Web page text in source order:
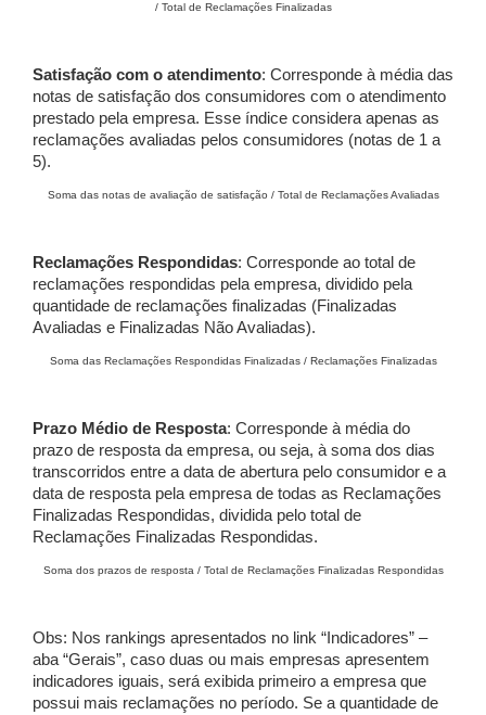
/ Total de Reclamações Finalizadas
Satisfação com o atendimento: Corresponde à média das
notas de satisfação dos consumidores com o atendimento
prestado pela empresa. Esse índice considera apenas as
reclamações avaliadas pelos consumidores (notas de 1 a
5).
Soma das notas de avaliação de satisfação / Total de Reclamações Avaliadas
Reclamações Respondidas: Corresponde ao total de
reclamações respondidas pela empresa, dividido pela
quantidade de reclamações finalizadas (Finalizadas
Avaliadas e Finalizadas Não Avaliadas).
Soma das Reclamações Respondidas Finalizadas / Reclamações Finalizadas
Prazo Médio de Resposta: Corresponde à média do
prazo de resposta da empresa, ou seja, à soma dos dias
transcorridos entre a data de abertura pelo consumidor e a
data de resposta pela empresa de todas as Reclamações
Finalizadas Respondidas, dividida pelo total de
Reclamações Finalizadas Respondidas.
Soma dos prazos de resposta / Total de Reclamações Finalizadas Respondidas
Obs: Nos rankings apresentados no link “Indicadores” –
aba “Gerais”, caso duas ou mais empresas apresentem
indicadores iguais, será exibida primeiro a empresa que
possui mais reclamações no período. Se a quantidade de